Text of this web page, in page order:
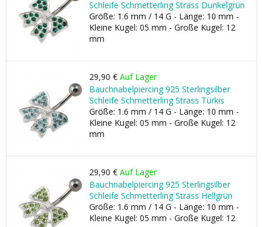
Schleife Schmetterling Strass Dunkelgrün
Größe: 1.6 mm / 14 G - Länge: 10 mm -
Kleine Kugel: 05 mm - Große Kugel: 12
mm
29,90 € Auf Lager
Bauchnabelpiercing 925 Sterlingsilber
Schleife Schmetterling Strass Türkis
Größe: 1.6 mm / 14 G - Länge: 10 mm -
Kleine Kugel: 05 mm - Große Kugel: 12
mm
29,90 € Auf Lager
Bauchnabelpiercing 925 Sterlingsilber
Schleife Schmetterling Strass Hellgrün
Größe: 1.6 mm / 14 G - Länge: 10 mm -
Kleine Kugel: 05 mm - Große Kugel: 12